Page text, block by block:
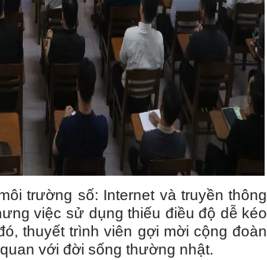
trường số: Internet và truyền thông
việc sử dụng thiếu điều độ dễ kéo
thuyết trình viên gợi mời cộng đoàn
với đời sống thường nhật.